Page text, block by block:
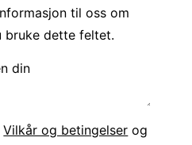
til oss om
bruke dette feltet.
Vilkår og betingelser og